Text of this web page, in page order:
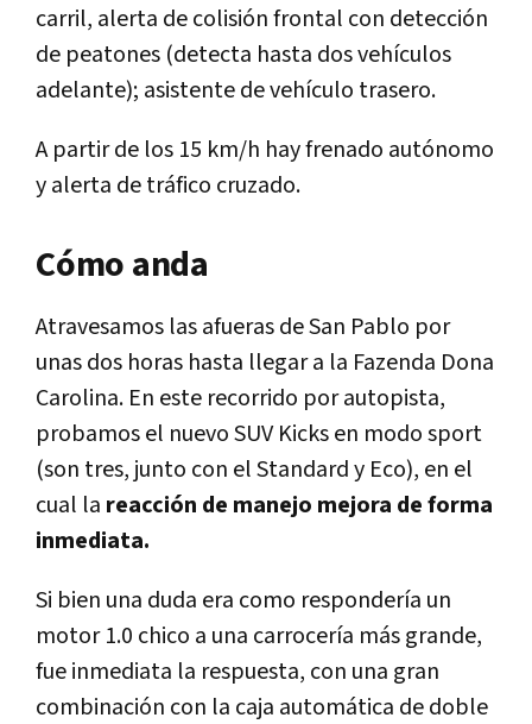
carril, alerta de colisión frontal con detección
de peatones (detecta hasta dos vehículos
adelante); asistente de vehículo trasero.
A partir de los 15 km/h hay frenado autónomo
y alerta de tráfico cruzado.
Cómo anda
Atravesamos las afueras de San Pablo por
unas dos horas hasta llegar a la Fazenda Dona
Carolina. En este recorrido por autopista,
probamos el nuevo SUV Kicks en modo sport
(son tres, junto con el Standard y Eco), en el
cual la reacción de manejo mejora de forma
inmediata.
Si bien una duda era como respondería un
motor 1.0 chico a una carrocería más grande,
fue inmediata la respuesta, con una gran
combinación con la caja automática de doble